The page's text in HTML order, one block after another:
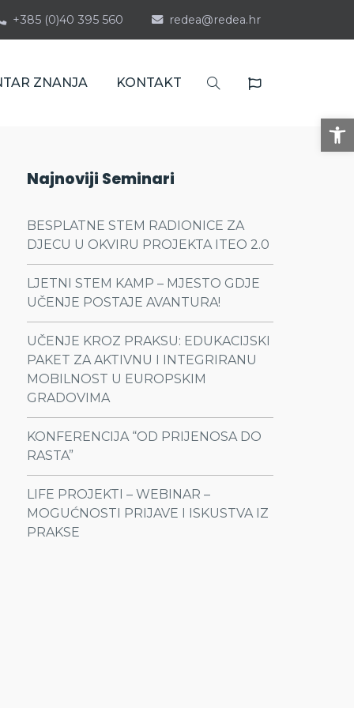
+385 (0)40 395 560 redea@redea.hr
ZNANJA KONTAKT
Najnoviji Seminari
BESPLATNE STEM RADIONICE ZA
DJECU U OKVIRU PROJEKTA ITEO 2.0
LJETNI STEM KAMP – MJESTO GDJE
UČENJE POSTAJE AVANTURA!
UČENJE KROZ PRAKSU: EDUKACIJSKI
PAKET ZA AKTIVNU I INTEGRIRANU
MOBILNOST U EUROPSKIM
GRADOVIMA
KONFERENCIJA “OD PRIJENOSA DO
RASTA”
LIFE PROJEKTI – WEBINAR –
MOGUĆNOSTI PRIJAVE I ISKUSTVA IZ
PRAKSE